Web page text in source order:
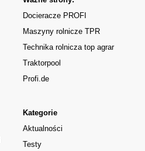
Kategorie
Aktualności
Testy
Docieracze PROFI
Maszyny rolnicze TPR
Technika rolnicza top agrar
Traktorpool
Profi.de